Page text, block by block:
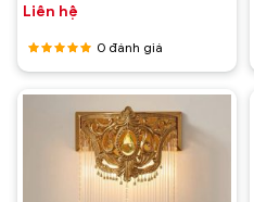
Liên hệ
Được
xếp hạng
5 sao
0 đánh giá